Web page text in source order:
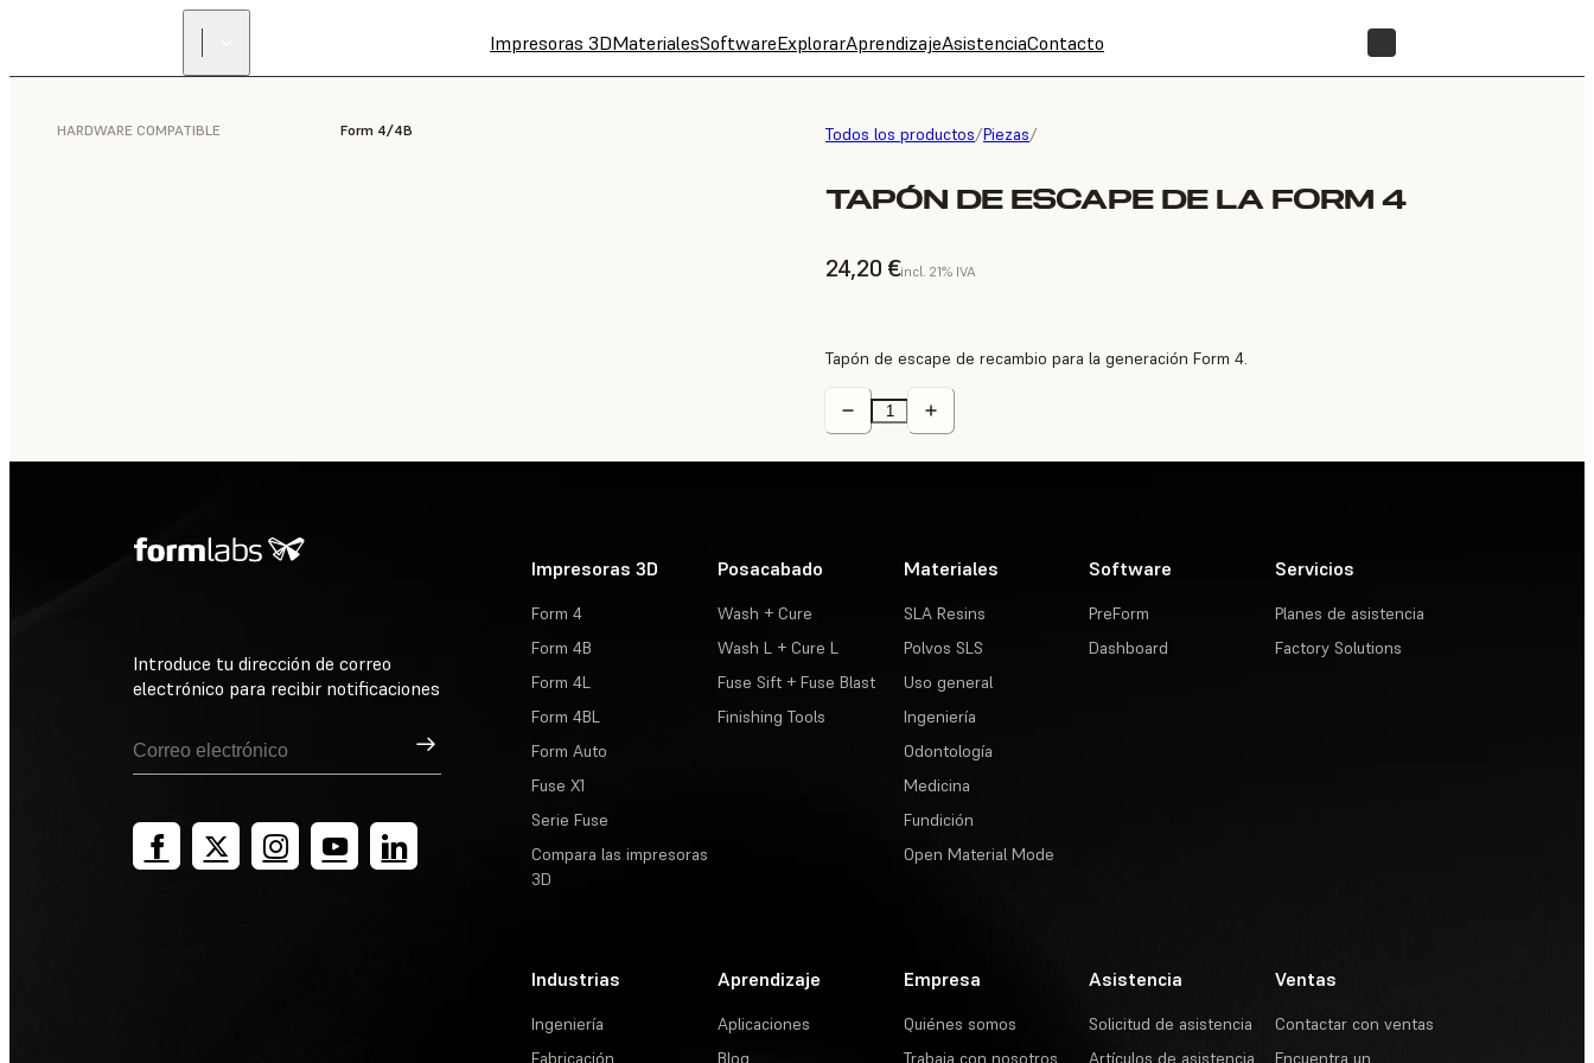
Impresoras 3DMaterialesSoftwareExplorarAprendizajeAsistenciaContacto
Todos los productos/Piezas/
TAPÓN DE ESCAPE DE LA FORM 4
24,20 €incl. 21% IVA
HARDWARE COMPATIBLE Form 4/4B
Tapón de escape de recambio para la generación Form 4.
Introduce tu dirección de correo
electrónico para recibir notificaciones
Suscribirse
Impresoras 3D
Form 4
Form 4B
Form 4L
Form 4BL
Form Auto
Fuse X1
Serie Fuse
Compara las impresoras
3D
Posacabado
Wash + Cure
Wash L + Cure L
Fuse Sift + Fuse Blast
Finishing Tools
Materiales
SLA Resins
Polvos SLS
Uso general
Ingeniería
Odontología
Medicina
Fundición
Open Material Mode
Software
PreForm
Dashboard
Servicios
Planes de asistencia
Factory Solutions
Industrias
Ingeniería
Fabricación
Aprendizaje
Aplicaciones
Blog
Empresa
Quiénes somos
Trabaja con nosotros
Asistencia
Solicitud de asistencia
Artículos de asistencia
Ventas
Contactar con ventas
Encuentra un